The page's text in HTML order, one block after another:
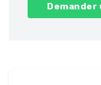
Demander